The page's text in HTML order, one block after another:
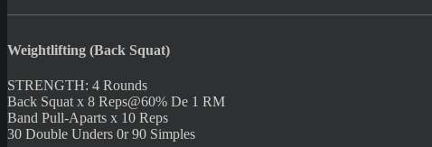
Weightlifting (Back Squat)
STRENGTH: 4 Rounds
Back Squat x 8 Reps@60% De 1 RM
Band Pull-Aparts x 10 Reps
30 Double Unders 0r 90 Simples